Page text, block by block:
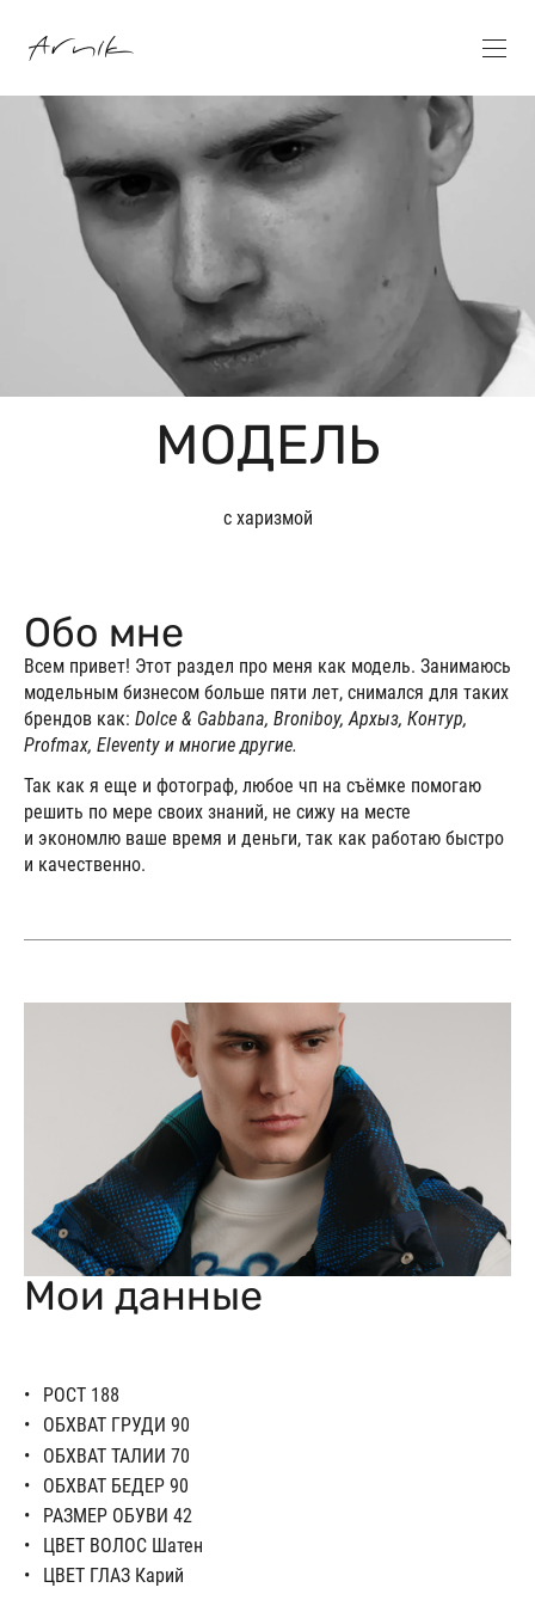
МОДЕЛЬ
с харизмой
Обо мне
Всем привет! Этот раздел про меня как модель. Занимаюсь
модельным бизнесом больше пяти лет, снимался для таких
брендов как: Dolce & Gabbana, Broniboy, Архыз, Контур,
Profmах, Eleventy и многие другие.
Так как я еще и фотограф, любое чп на съёмке помогаю
решить по мере своих знаний, не сижу на месте
и экономлю ваше время и деньги, так как работаю быстро
и качественно.
Мои данные
РОСТ 188
ОБХВАТ ГРУДИ 90
ОБХВАТ ТАЛИИ 70
ОБХВАТ БЕДЕР 90
РАЗМЕР ОБУВИ 42
ЦВЕТ ВОЛОС Шатен
ЦВЕТ ГЛАЗ Карий